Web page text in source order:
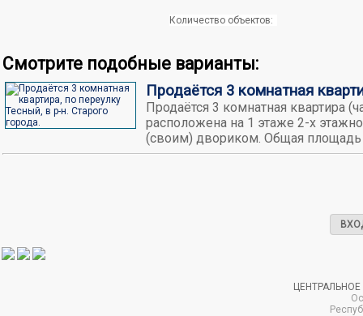
Количество объектов:
Смотрите подобные варианты:
Продаётся 3 комнатная
Продаётся 3 комнатная квартира
расположена на 1 этаже 2-х
(своим) двориком. Общая площадь